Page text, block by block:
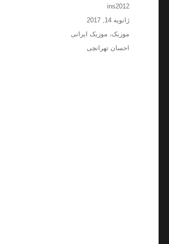
نویسنده
ins2012
ارسال
شده
ژانویه 14, 2017
دسته‌ها
موزیک، موزیک ایرانی
برچسب‌ها
احسان تهرانچی